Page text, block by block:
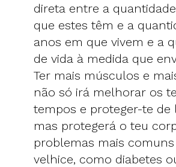
direta entre a
que estes têm e a
anos em que vivem e a
de vida à medida que
Ter mais músculos e
não só irá melhorar os
tempos e proteger-te de
mas protegerá o teu
problemas mais
velhice, como diabetes